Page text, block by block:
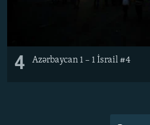
4 Azərbaycan 1 – 1 İsrail #4